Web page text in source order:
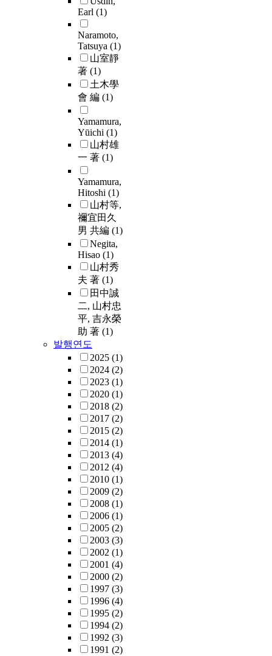
Earl (1)
Naramoto,
Tatsuya (1)
山室靜
著 (1)
土木學
會 編 (1)
Yamamura,
Yūichi (1)
山村雄
一 著 (1)
Yamamura,
Hitoshi (1)
山村等,
禰宜田久
男 共編 (1)
Negita,
Hisao (1)
山村秀
夫 著 (1)
田中誠
二, 山村忠
平, 吉永榮
助 著 (1)
발행연도
2025 (1)
2024 (2)
2023 (1)
2020 (1)
2018 (2)
2017 (2)
2015 (2)
2014 (1)
2013 (4)
2012 (4)
2010 (1)
2009 (2)
2008 (1)
2006 (1)
2005 (2)
2003 (3)
2002 (1)
2001 (4)
2000 (2)
1997 (3)
1996 (4)
1995 (2)
1994 (2)
1992 (3)
1991 (2)